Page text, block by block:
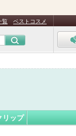
覧 ベストコスメ
リップ